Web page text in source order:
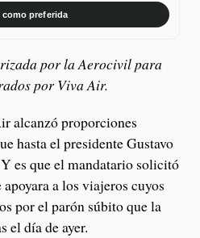
como preferida
por la Aerocivil para
por Viva Air.
alcanzó proporciones
hasta el presidente Gustavo
es que el mandatario solicitó
a los viajeros cuyos
por el parón súbito que la
el día de ayer.